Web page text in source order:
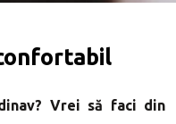
Vrei să faci din